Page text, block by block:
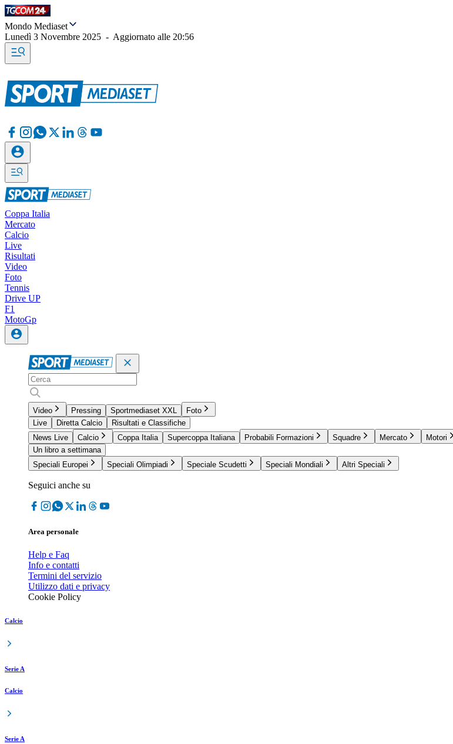
Mondo Mediaset
Lunedì 3 Novembre 2025 - Aggiornato alle 20:56
Coppa Italia
Mercato
Calcio
Live
Risultati
Video
Foto
Tennis
Drive UP
F1
MotoGp
Video Pressing Sportmediaset XXL
Foto
Live
Diretta Calcio
Risultati e Classifiche
News Live
Calcio Coppa Italia Supercoppa Italiana Probabili Formazioni Squadre Mercato Motori
Un libro a settimana
Speciali Europei
Speciali Olimpiadi Speciale Scudetti Speciali Mondiali Altri Speciali
Seguici anche su
Area personale
Help e Faq
Info e contatti
Termini del servizio
Utilizzo dati e privacy
Cookie Policy
Calcio
Serie A
Calcio
Serie A